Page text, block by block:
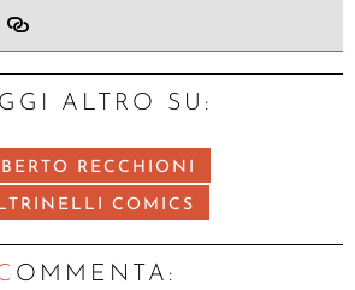
ALTRO SU:
RECCHIONI
COMICS
OMMENTA: